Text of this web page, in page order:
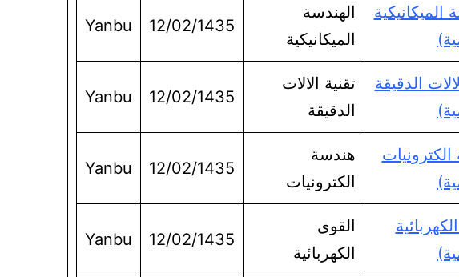
الميكانيكية
الهندسة
الميكانيكية
12/02/1435
Yanbu
الدقيقة
تقنية الالات
الدقيقة
12/02/1435
Yanbu
هندسة
الكترونيات
12/02/1435
Yanbu
القوى
الكهربائية
12/02/1435
Yanbu